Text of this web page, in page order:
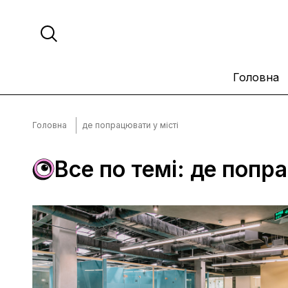
Головна
Головна де попрацювати у місті
Все по темі: де